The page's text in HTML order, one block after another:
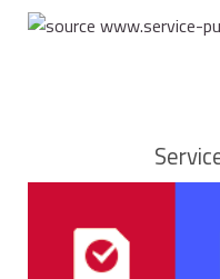
Certaines
Le calcul du
également :